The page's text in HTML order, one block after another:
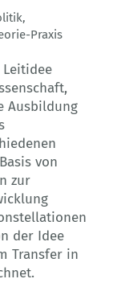
,
Praxis
Ausbildung
von
zur
der Idee
Transfer in